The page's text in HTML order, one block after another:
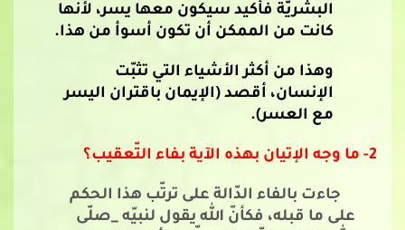
البشريّة فأكيد سيكون معها يسر، لأنّها
كانت من الممكن أن تكون أسوأ من هذا.
وهذا من أكثر الأشياء التي تثبّت
الإنسان، أقصد (الإيمان باقتران اليسر
مع العسر).
2- ما وجه الإتيان بهذه الآية بفاء التّعقيب؟
جاءت بالفاء الدّالة على ترتّب هذا الحكم
على ما قبله، فكأنّ الله يقول لنبيّه _صلّى